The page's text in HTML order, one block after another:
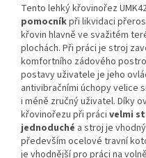
Tento lehký křovinořez
pomocníkpři likvidaci
křovin hlavně ve svažitém
plochách. Při práci je stroj
komfortního zádového
postavy uživatele je jeho
antivibračními úchopy velice
i méně zručný uživatel. Díky
křovinořezu při práci velmi
jednoduché a stroj je
především ocelové travní
je vhodnější pro práci na